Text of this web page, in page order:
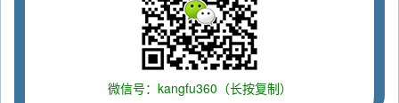
微信号：kangfu360（长按复制）